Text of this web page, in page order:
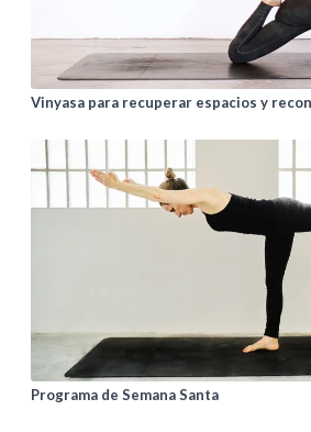
Vinyasa para recuperar espacios y
Programa de Semana Santa